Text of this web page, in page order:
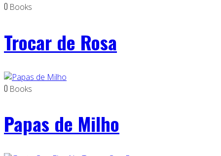
0 Books
Trocar de Rosa
0 Books
Papas de Milho